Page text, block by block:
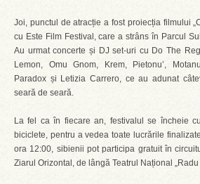
Joi, punctul de atracție a fost proiecția filmului
cu Este Film Festival, care a strâns în Parcul
Au urmat concerte și DJ set-uri cu Do The
Lemon, Omu Gnom, Krem, Pietonu’,
Paradox și Letizia Carrero, ce au adunat
seară de seară.
La fel ca în fiecare an, festivalul se încheie
biciclete, pentru a vedea toate lucrările
ora 12:00, sibienii pot participa gratuit în
Ziarul Orizontal, de lângă Teatrul Național „Radu